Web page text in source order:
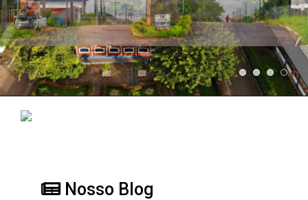
Nosso Blog